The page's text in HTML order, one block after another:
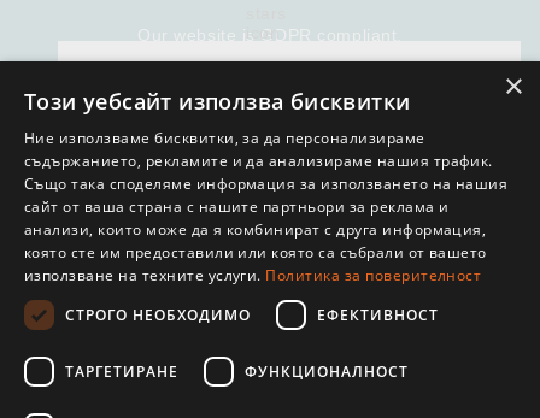
Този сайт използва "бисквитки" с цел
подобряване на практическата ви
работа като посетител. С ползването
We use cookies to personalise content
and to analyse our traffic. We also share
information about your use of our site
with our social media, advertising and
analytics partners who may combine it
with other information that you’ve
provided to them or that they’ve collected
from your use of their services. You
consent to our cookies if you continue to
use our website.
Our website is GDPR compliant.
My personal data
© COPYRIGHT 2018. SELITON E-COMMERCE SOLUTION
×
Този уебсайт използва бисквитки
Ние използваме бисквитки, за да персонализираме
съдържанието, рекламите и да анализираме нашия трафик.
Също така споделяме информация за използването на нашия
сайт от ваша страна с нашите партньори за реклама и
анализи, които може да я комбинират с друга информация,
която сте им предоставили или която са събрали от вашето
използване на техните услуги. Политика за поверителност
СТРОГО НЕОБХОДИМО
ЕФЕКТИВНОСТ
ТАРГЕТИРАНЕ ФУНКЦИОНАЛНОСТ